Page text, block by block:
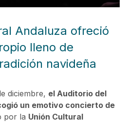
Andaluza ofreció
lleno de
navideña
diciembre, el Auditorio del
un emotivo concierto de
por la Unión Cultural